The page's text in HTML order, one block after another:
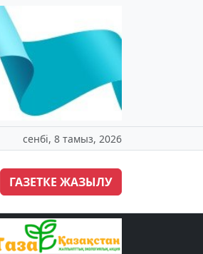
сенбі, 8 тамыз, 2026
ГАЗЕТКЕ ЖАЗЫЛУ